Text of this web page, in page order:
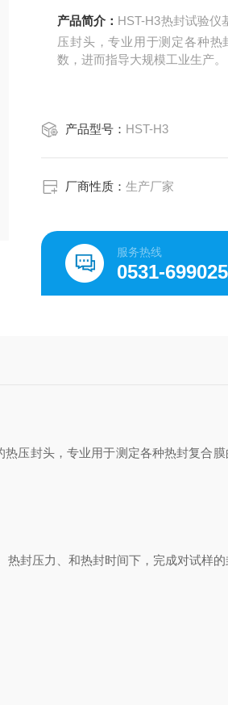
产品简介： HST-H3热封试验仪
压封头，专业用于测定各种
数，进而指导大规模工业生产。
产品型号： HST-H3
厂商性质：生产厂家
服务热线
0531-
压封头，专业用于测定各种热封复合
封压力、和热封时间下，完成对试样的